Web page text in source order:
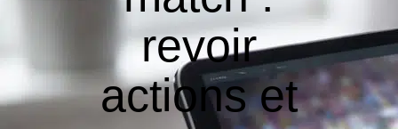
revoir
actions et